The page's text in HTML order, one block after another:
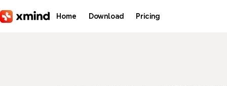
Home Download Pricing